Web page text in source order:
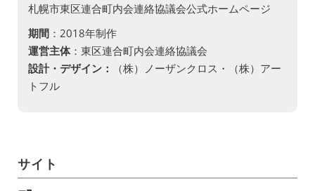
札幌市東区連合町内会連絡協議会公式ホームページ
期間 ：2018年制作
運営主体：東区連合町内会連絡協議会
設計・デザイン：
（株）ノーザンクロス・（株）アー
トフル
サイト